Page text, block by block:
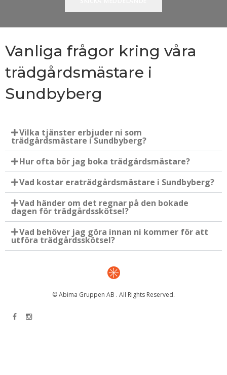
Vanliga frågor kring våra
trädgårdsmästare i
Sundbyberg
Vilka tjänster erbjuder ni som
trädgårdsmästare i Sundbyberg?
Hur ofta bör jag boka trädgårdsmästare?
Vad kostar eraträdgårdsmästare i Sundbyberg?
Vad händer om det regnar på den bokade
dagen för trädgårdsskötsel?
Vad behöver jag göra innan ni kommer för att
utföra trädgårdsskötsel?
© Abima Gruppen AB . All Rights Reserved.